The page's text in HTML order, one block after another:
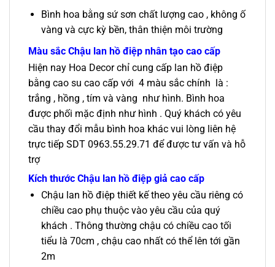
Bình hoa bằng sứ sơn chất lượng cao , không ố
vàng và cực kỳ bền, thân thiện môi trường
Màu sắc Chậu lan hồ điệp nhân tạo cao cấp
Hiện nay Hoa Decor chỉ cung cấp lan hồ điệp
bằng cao su cao cấp với 4 màu sắc chính là :
trắng , hồng , tím và vàng như hình. Bình hoa
được phối mặc định như hình . Quý khách có yêu
cầu thay đổi mẫu bình hoa khác vui lòng liên hệ
trực tiếp SDT 0963.55.29.71 để được tư vấn và hỗ
trợ
Kích thước Chậu lan hồ điệp giả cao cấp
Chậu lan hồ điệp thiết kế theo yêu cầu riêng có
chiều cao phụ thuộc vào yêu cầu của quý
khách . Thông thường chậu có chiều cao tối
tiểu là 70cm , chậu cao nhất có thể lên tới gần
2m